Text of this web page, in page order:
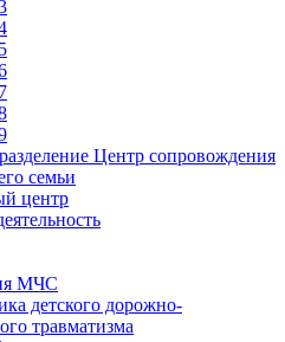
Центр сопровождения
семьи
центр
МЧС
детского дорожно-
травматизма